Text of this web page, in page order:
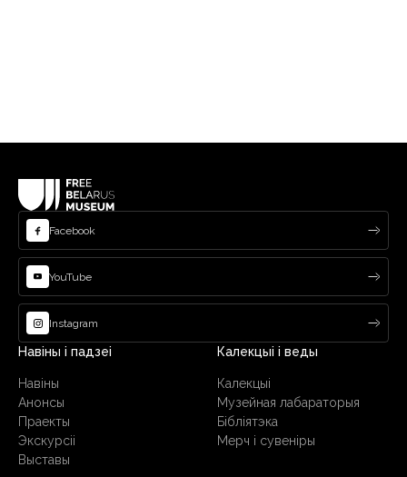
Facebook
YouTube
Instagram
Навіны і падзеі
Навіны
Анонсы
Праекты
Экскурсіі
Выставы
Калекцыі і веды
Калекцыі
Музейная лабараторыя
Бібліятэка
Мерч і сувеніры